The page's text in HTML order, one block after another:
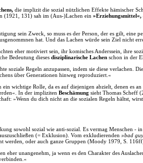
die implizit die sozial nützlichen Effekte hämischer
(1921, 131) sah im (Aus-)Lachen ein »Erziehungsmittel«,
sein Zweck, so muss es der Person, der es gilt, eine
hat. Und das Lachen würde sein Ziel nicht
eher motiviert sein, ihr komisches Anderssein, ihre
Bedeutung dieses disziplinarische Lachen schon in der
soziale Regeln anzupassen, indem sie diese verlachen.
über Generationen hinweg reproduziert.«
wichtige Rolle, da es auf diejenigen abzielt, denen es
In der impliziten Beschämung sieht Thomas Scheff
»Wenn du dich nicht an die sozialen Regeln hältst,
sowohl sozial wie anti-sozial. Es vermag Menschen -
(= Exklusion). Vom exkludierenden »bad
werden, oder auch ganze Gruppen (Moody 1979, S.
eher unangenehm, ja wenn es den Charakter des